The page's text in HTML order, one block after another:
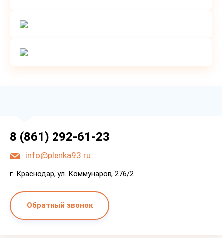
8 (861) 292-61-23
info@plenka93.ru
г. Краснодар, ул. Коммунаров, 276/2
Обратный звонок